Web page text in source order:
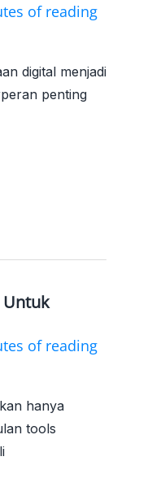
of reading
digital menjadi
penting
Untuk
of reading
hanya
tools